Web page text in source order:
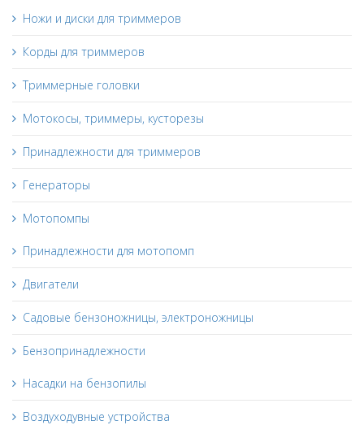
Ножи и диски для триммеров
Корды для триммеров
Триммерные головки
Мотокосы, триммеры, кусторезы
Принадлежности для триммеров
Генераторы
Мотопомпы
Принадлежности для мотопомп
Двигатели
Садовые бензоножницы, электроножницы
Бензопринадлежности
Насадки на бензопилы
Воздуходувные устройства